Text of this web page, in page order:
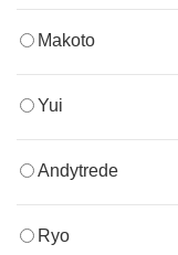
Makoto
Yui
Andytrede
Ryo